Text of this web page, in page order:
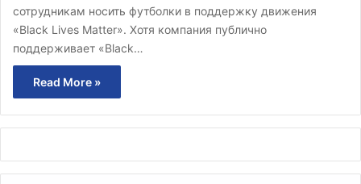
сотрудникам носить футболки в поддержку движения
«Black Lives Matter». Хотя компания публично
поддерживает «Black…
Read More »